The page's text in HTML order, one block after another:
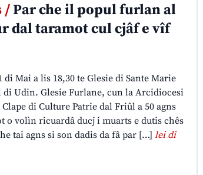
/Par che il popul furlan al
dal taramot cul cjâf e vîf
di Mai a lis 18,30 te Glesie di Sante Marie
di Udin. Glesie Furlane, cun la Arcidiocesi
di Culture Patrie dal Friûl a 50 agns
o volìn ricuardâ ducj i muarts e dutis chês
tai agns si son dadis da fâ par […] lei di